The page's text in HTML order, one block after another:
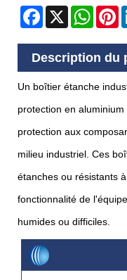
Facebook
X
Description du
Un boîtier étanche
protection en
protection aux
milieu industriel. Ces
étanches ou résistants
fonctionnalité de
humides ou difficiles.